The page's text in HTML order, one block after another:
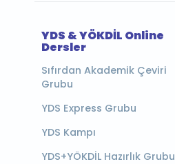
YDS & YÖKDİL Online
Dersler
Sıfırdan Akademik Çeviri
Grubu
YDS Express Grubu
YDS Kampı
YDS+YÖKDİL Hazırlık Grubu